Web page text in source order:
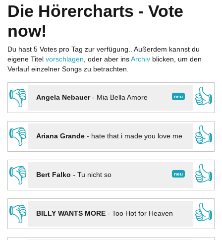
Die Hörercharts - Vote
now!
Du hast 5 Votes pro Tag zur verfügung.. Außerdem kannst du
eigene Titel vorschlagen, oder aber ins Archiv blicken, um den
Verlauf einzelner Songs zu betrachten.
👎 neu
Angela Nebauer- Mia Bella Amore
👍
👎
Ariana Grande- hate that i made you love me
👍
👎
neu
Bert Falko - Tu nicht so
👍
👎
BILLY WANTS MORE- Too Hot for Heaven
👍